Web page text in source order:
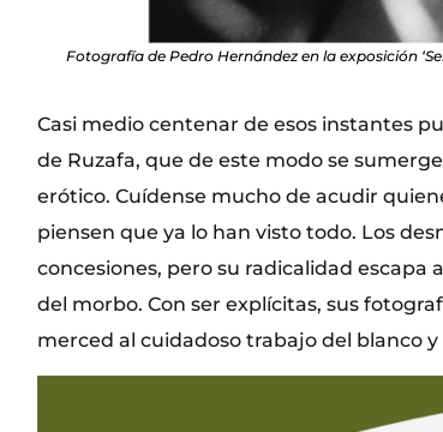
Fotografía de Pedro Hernández en la exposición
Casi medio centenar de esos instantes
de Ruzafa, que de este modo se
erótico. Cuídense mucho de acudir
piensen que ya lo han visto todo. Los
concesiones, pero su radicalidad
del morbo. Con ser explícitas, sus
merced al cuidadoso trabajo del blanco y